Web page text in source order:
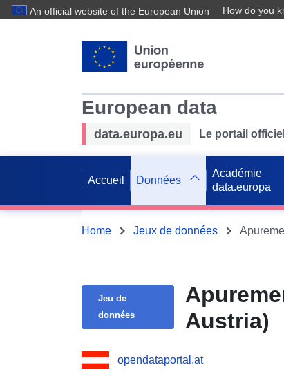
An official website of the European Union How do you
European data
data.europa.eu Le portail
Accueil Données
Académie
data.europa
Home Jeux de données
Jeu de
données
Austria)
opendataportal.at